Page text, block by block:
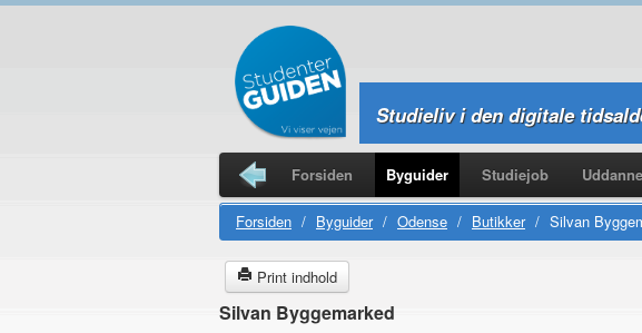
Studieliv i den digitale
Forsiden Byguider Studiejob
Studierejser
Forsiden / Byguider / Odense / Butikker / Silvan
Print indhold
Silvan Byggemarked